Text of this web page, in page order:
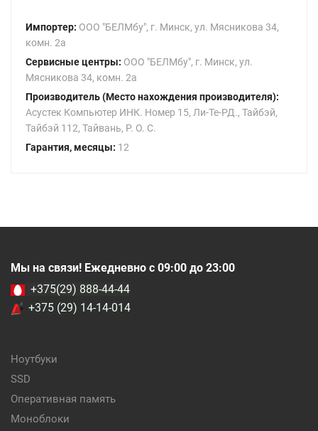
Импортер: ООО "БЕЛМбу", г. Минск, ул. Мясникова 34,
комн. 2а
Сервисные центры: ООО "БЕЛМбу", г. Минск, ул.
Мясникова 34, комн. 2а
Производитель (Место нахождения производителя):
Асустек Компьютер ИНК. Номер 15, Ли-Те-РД., Тайбэй,
Тайбэй 112, Тайвань, Р. О. С.
Гарантия, месяцы: 12
Мы на связи! Ежедневно с 09:00 до 23:00
+375(29) 888-44-44
+375 (29) 14-14-014
Ноутбуки
SSD
Оперативная память
Моноблоки